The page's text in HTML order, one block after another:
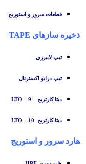
قطعات سرور و استوریج
ذخیره سازهای TAPE
تبپ لایبرری
تیپ درایو اکسترنال
دیتا کارتریج LTO – 9
دیتا کارتریج LTO – 10
هارد سرور و استوریج